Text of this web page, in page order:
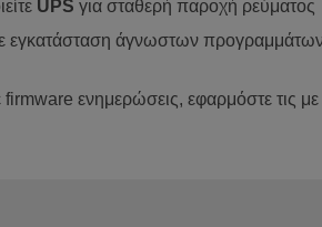
UPS για σταθερή παροχή ρεύματος
εγκατάσταση άγνωστων προγραμμάτων
firmware ενημερώσεις, εφαρμόστε τις